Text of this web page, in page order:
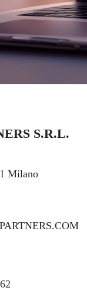
S.R.L.
Milano